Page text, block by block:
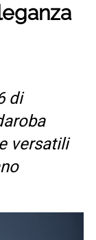
di
versatili